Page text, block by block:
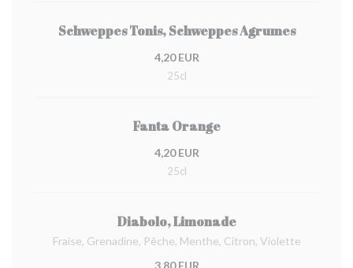
Schweppes Tonis, Schweppes Agrumes
4,20 EUR
25cl
Fanta Orange
4,20 EUR
25cl
Diabolo, Limonade
Fraise, Grenadine, Pêche, Menthe, Citron, Violette
3,80 EUR